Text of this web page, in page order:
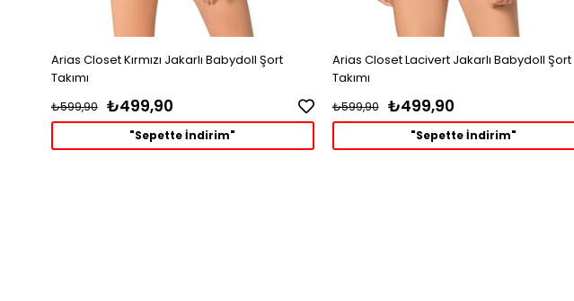
Arias Closet Kırmızı Jakarlı Babydoll Şort
Takımı
₺499,90
₺599,90
"Sepette İndirim"
Arias Closet Lacivert Jakarlı Babydoll Şort
Takımı
₺499,90
₺599,90
"Sepette İndirim"